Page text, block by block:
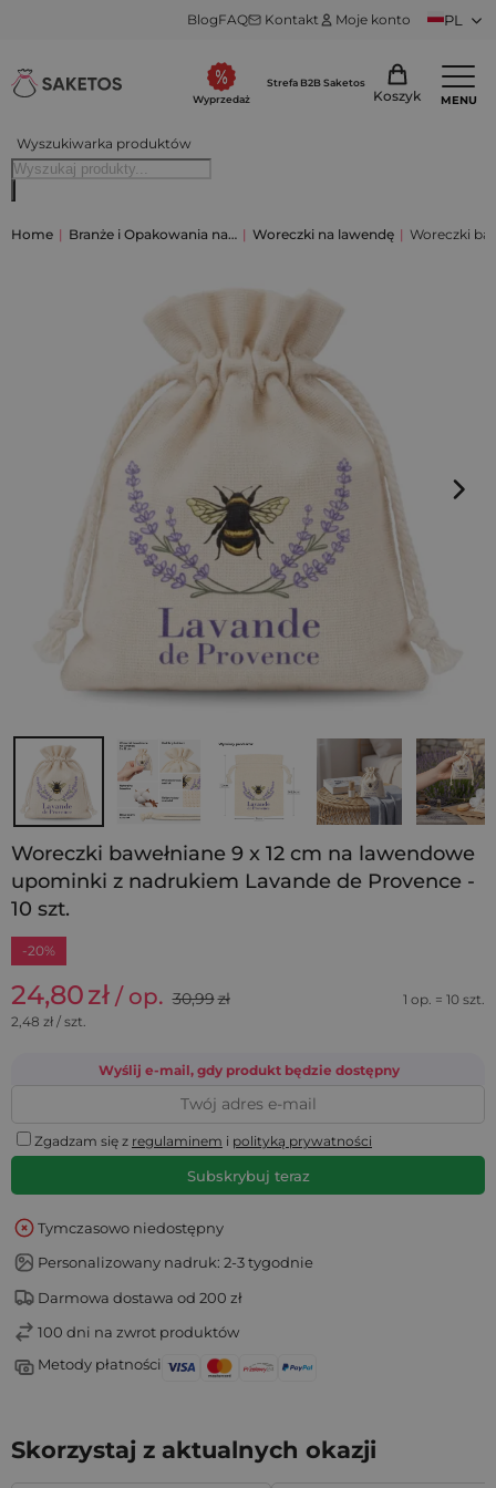
BlogFAQ Kontakt Moje konto PL
Wyszukiwarka produktów
Wyprzedaż
Strefa B2B Saketos
Koszyk MENU
Home | Branże i Opakowania na… | Woreczki na lawendę | Woreczki
Woreczki bawełniane 9 x 12 cm na lawendowe
upominki z nadrukiem Lavande de Provence -
10 szt.
-20%
24,80zł / op. 30,99zł
1 op. = 10 szt.
2,48 zł / szt.
Wyślij e-mail, gdy produkt będzie dostępny
Zgadzam się z regulaminem i polityką prywatności
Subskrybuj teraz
Tymczasowo niedostępny
Personalizowany nadruk: 2-3 tygodnie
Darmowa dostawa od 200 zł
100 dni na zwrot produktów
Metody płatności
Skorzystaj z aktualnych okazji